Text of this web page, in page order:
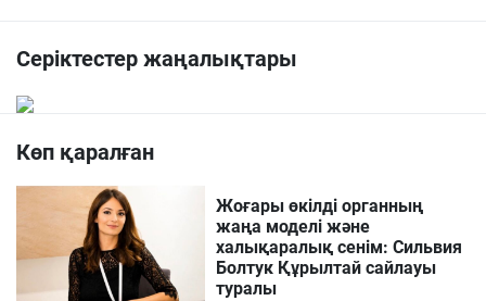
Серіктестер жаңалықтары
Көп қаралған
Жоғары өкілді органның
жаңа моделі және
халықаралық сенім: Сильвия
Болтук Құрылтай сайлауы
туралы